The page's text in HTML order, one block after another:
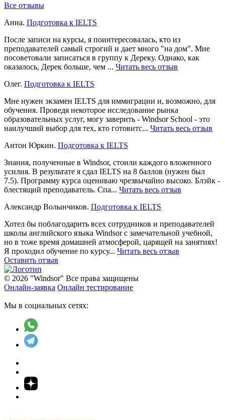
Все отзывы
Анна. Подготовка к IELTS
После записи на курсы, я поинтересовалась, кто из
преподавателей самый строгий и дает много "на дом". Мне
посоветовали записаться в группу к Дереку. Однако, как
оказалось, Дерек больше, чем ... Читать весь отзыв
Олег. Подготовка к IELTS
Мне нужен экзамен IELTS для иммиграции и, возможно, для
обучения. Проведя некоторое исследование рынка
образовательных услуг, могу заверить - Windsor School - это
наилучший выбор для тех, кто готовитс... Читать весь отзыв
Антон Юркин. Подготовка к IELTS
Знания, полученные в Windsor, стоили каждого вложенного
усилия. В результате я сдал IELTS на 8 баллов (нужен был
7.5). Программу курса оцениваю чрезвычайно высоко. Блэйк -
блестящий преподаватель. Спа... Читать весь отзыв
Александр Волынчиков. Подготовка к IELTS
Хотел бы поблагодарить всех сотрудников и преподавателей
школы английского языка Windsor с замечательной учебной,
но в тоже время домашней атмосферой, царящей на занятиях!
Я проходил обучение по курсу... Читать весь отзыв
Оставить отзыв
© 2026 "Windsor" Все права защищены
Онлайн-заявка Онлайн тестирование
Мы в социальных сетях: